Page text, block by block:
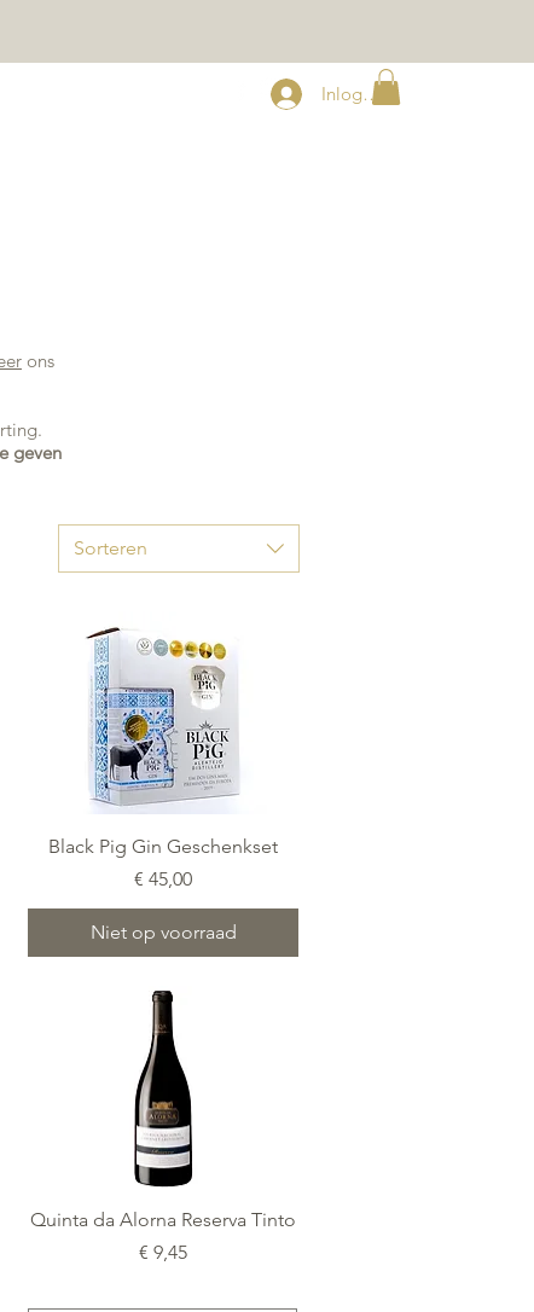
Inloggen
ons
geven
Sorteren
Snel overzicht
Black Pig Gin Geschenkset
Prijs
€ 45,00
Niet op voorraad
Snel overzicht
Quinta da Alorna Reserva Tinto
Prijs
€ 9,45